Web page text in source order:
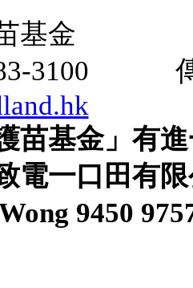
苗基金
3100 傳
苗基金」有
電一口田有
9450